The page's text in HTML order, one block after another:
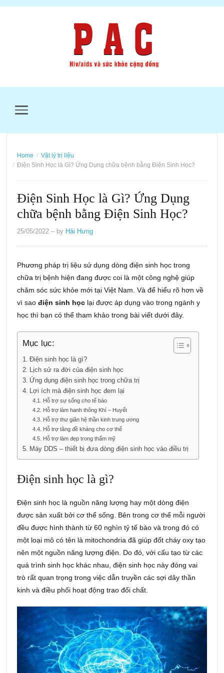
MENU
Home
Vật lý trị liệu
Điện Sinh Học là Gì? Ứng Dụng chữa bệnh bằng Điện Sinh Học?
Điện Sinh Học là Gì? Ứng Dụng
chữa bệnh bằng Điện Sinh Học?
25/05/2022 – by Hải Hưng
Phương pháp trị liệu sử dụng dòng điện sinh học trong
chữa trị bệnh hiện đang được coi là một công nghệ giúp
chăm sóc sức khỏe mới tại Việt Nam. Và để hiểu rõ hơn về
vì saođiện sinh học lại được áp dụng vào trong ngành y
học thì bạn có thể tham khảo trong bài viết dưới đây.
Mục lục:
Điện sinh học là gì?
Lịch sử ra đời của điện sinh học
Ứng dụng điện sinh học trong chữa trị
Lợi ích mà điện sinh học đem lại
Hỗ trợ sự sống cho tế bào
Hỗ trợ làm hanh thông Khí – Huyết
Hỗ trợ thư giãn hệ thần kinh trung ương
Hỗ trợ tăng đề kháng cho cơ thể
Hỗ trợ làm đẹp trong thẩm mỹ
Máy DDS – thiết bị đưa dòng điện sinh học vào điều trị
Điện sinh học là gì?
Điện sinh học là nguồn năng lượng hay một dòng điện
được sản xuất bởi cơ thể sống. Bên trong cơ thể mỗi người
đều được hình thành từ 60 nghìn tỷ tế bào và trong đó có
một loại mô có tên là mitochondria đã giúp đốt cháy oxy tạo
nên một nguồn năng lượng điện. Do đó, với cấu tạo từ các
quá trình sinh học khác nhau, điện sinh học này đóng vai
trò rất quan trọng trong việc dẫn truyền các sợi dây thần
kinh và điều phối hoạt động trao đổi chất.